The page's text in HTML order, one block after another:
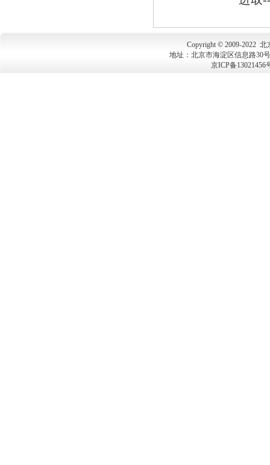
Copyright © 2009-2022
地址：北京市海淀区信息路30
京ICP备13021456